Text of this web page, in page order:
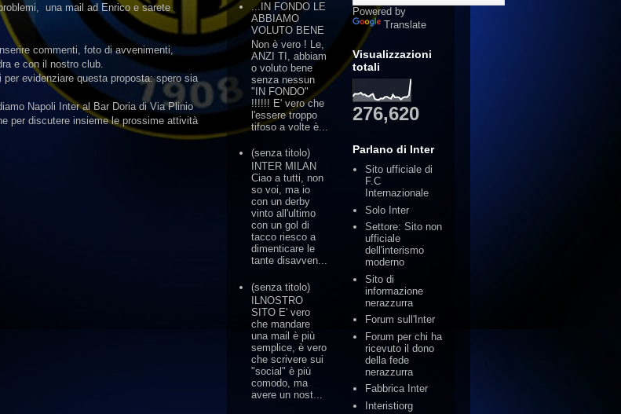
una mail ad Enrico e sarete
commenti, foto di avvenimenti,
e con il nostro club.
evidenziare questa proposta: spero sia
Napoli Inter al Bar Doria di Via Plinio
per discutere insieme le prossime attività
...IN FONDO LE
ABBIAMO
VOLUTO BENE
Non è vero ! Le,
ANZI TI, abbiam
o voluto bene
senza nessun
"IN FONDO"
!!!!!! E' vero che
l'essere troppo
tifoso a volte è...
(senza titolo)
INTER MILAN
Ciao a tutti, non
so voi, ma io
con un derby
vinto all'ultimo
con un gol di
tacco riesco a
dimenticare le
tante disavven...
(senza titolo)
ILNOSTRO
SITO E' vero
che mandare
una mail è più
semplice, è vero
che scrivere sui
"social" è più
comodo, ma
avere un nost...
Powered by
Translate
Visualizzazioni
totali
276,620
Parlano di Inter
Sito ufficiale di
F.C
Internazionale
Solo Inter
Settore: Sito non
ufficiale
dell'interismo
moderno
Sito di
informazione
nerazzurra
Forum sull'Inter
Forum per chi ha
ricevuto il dono
della fede
nerazzurra
Fabbrica Inter
Interistiorg